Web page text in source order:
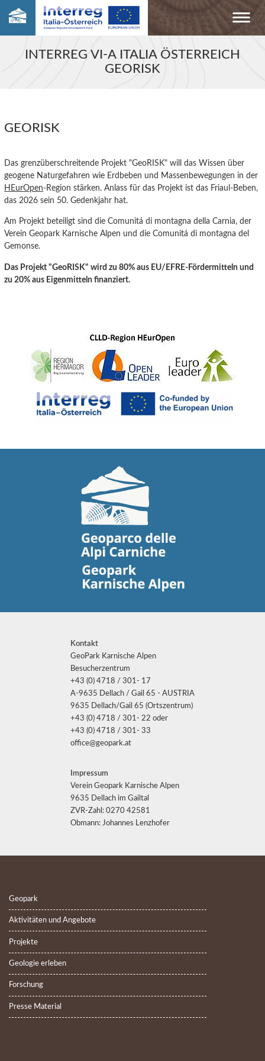
INTERREG VI-A ITALIA ÖSTERREICH
GEORISK
GEORISK
Das grenzüberschreitende Projekt "GeoRISK" will das Wissen über
geogene Naturgefahren wie Erdbeben und Massenbewegungen in der
HEurOpen-Region stärken. Anlass für das Projekt ist das Friaul-Beben,
das 2026 sein 50. Gedenkjahr hat.
Am Projekt beteiligt sind die Comunitá di montagna della Carnia, der
Verein Geopark Karnische Alpen und die Comunitá di montagna del
Gemonse.
Das Projekt "GeoRISK" wird zu 80% aus EU/EFRE-Fördermitteln und
zu 20% aus Eigenmitteln finanziert.
Kontakt
GeoPark Karnische Alpen
Besucherzentrum
+43 (0) 4718 / 301- 17
A-9635 Dellach / Gail 65 - AUSTRIA
9635 Dellach/Gail 65 (Ortszentrum)
+43 (0) 4718 / 301- 22 oder
+43 (0) 4718 / 301- 33
office@geopark.at
Impressum
Verein Geopark Karnische Alpen
9635 Dellach im Gailtal
ZVR-Zahl: 0270 42581
Obmann: Johannes Lenzhofer
Geopark
Aktivitäten und Angebote
Projekte
Geologie erleben
Forschung
Presse Material